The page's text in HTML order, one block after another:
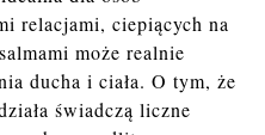
relacjami, ciepiących na
może realnie
ducha i ciała. O tym, że
świadczą liczne